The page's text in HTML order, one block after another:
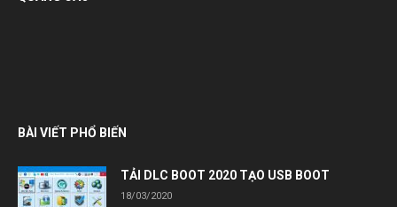
BÀI VIẾT PHỔ BIẾN
TẢI DLC BOOT 2020 TẠO USB BOOT
18/03/2020